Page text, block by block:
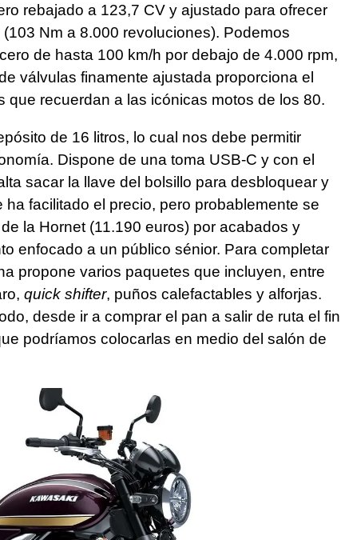
rebajado a 123,7 CV y ajustado para ofrecer
Nm a 8.000 revoluciones). Podemos
de hasta 100 km/h por debajo de 4.000 rpm,
válvulas finamente ajustada proporciona el
que recuerdan a las icónicas motos de los 80.
de 16 litros, lo cual nos debe permitir
Dispone de una toma USB-C y con el
sacar la llave del bolsillo para desbloquear y
facilitado el precio, pero probablemente se
la Hornet (11.190 euros) por acabados y
enfocado a un público sénior. Para completar
propone varios paquetes que incluyen, entre
quick shifter, puños calefactables y alforjas.
desde ir a comprar el pan a salir de ruta el fin
podríamos colocarlas en medio del salón de